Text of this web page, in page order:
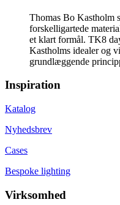
Thomas Bo Kastholm
forskelligartede
et klart formål. TK8
Kastholms idealer og
grundlæggende
Inspiration
Katalog
Nyhedsbrev
Cases
Bespoke lighting
Virksomhed